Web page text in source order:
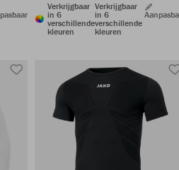
Verkrijgbaar
in 6
verschillende
kleuren
Verkrijgbaar
in 6
verschillende
kleuren